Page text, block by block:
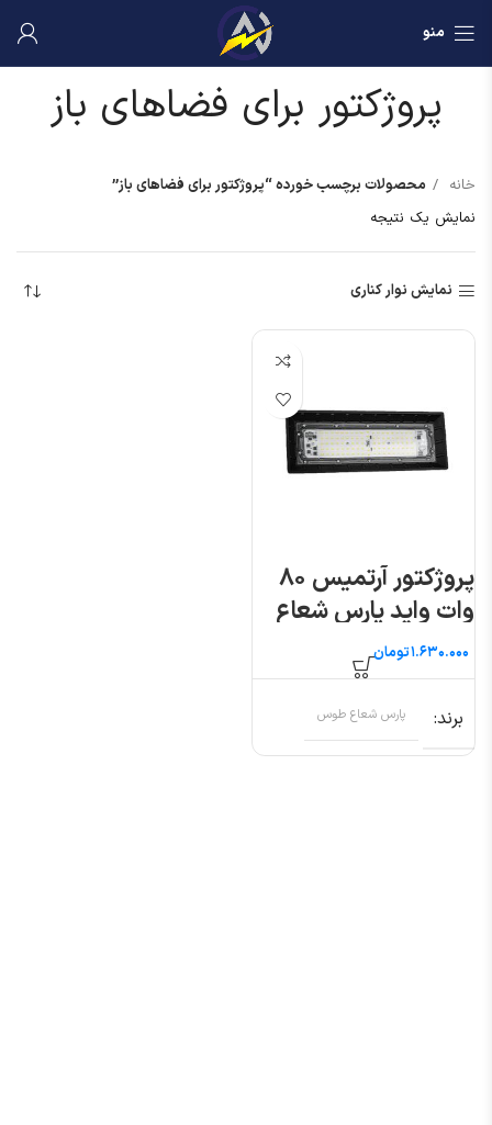
منو
پروژکتور برای فضاهای باز
خانه
محصولات برچسب خورده “پروژکتور برای فضاهای باز”
نمایش یک نتیجه
نمایش نوار کناری
پروژکتور آرتمیس ۸۰
وات واید پارس شعاع
طوس تومان
برند پارس شعاع طوس